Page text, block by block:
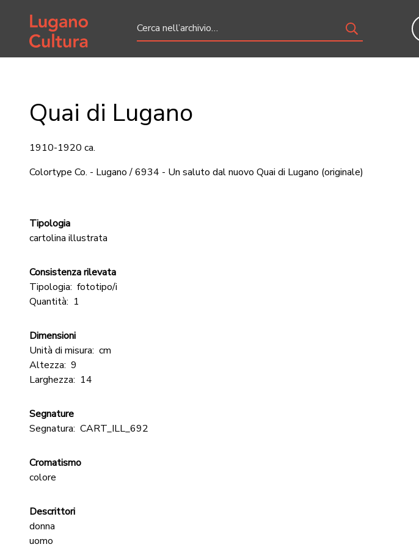
Home page
Quai di Lugano
1910-1920 ca.
Colortype Co. - Lugano / 6934 - Un saluto dal nuovo Quai di Lugano (originale)
Tipologia
cartolina illustrata
Consistenza rilevata
Tipologia: fototipo/i
Quantità: 1
Dimensioni
Unità di misura: cm
Altezza: 9
Larghezza: 14
Segnature
Segnatura: CART_ILL_692
Cromatismo
colore
Descrittori
donna
uomo